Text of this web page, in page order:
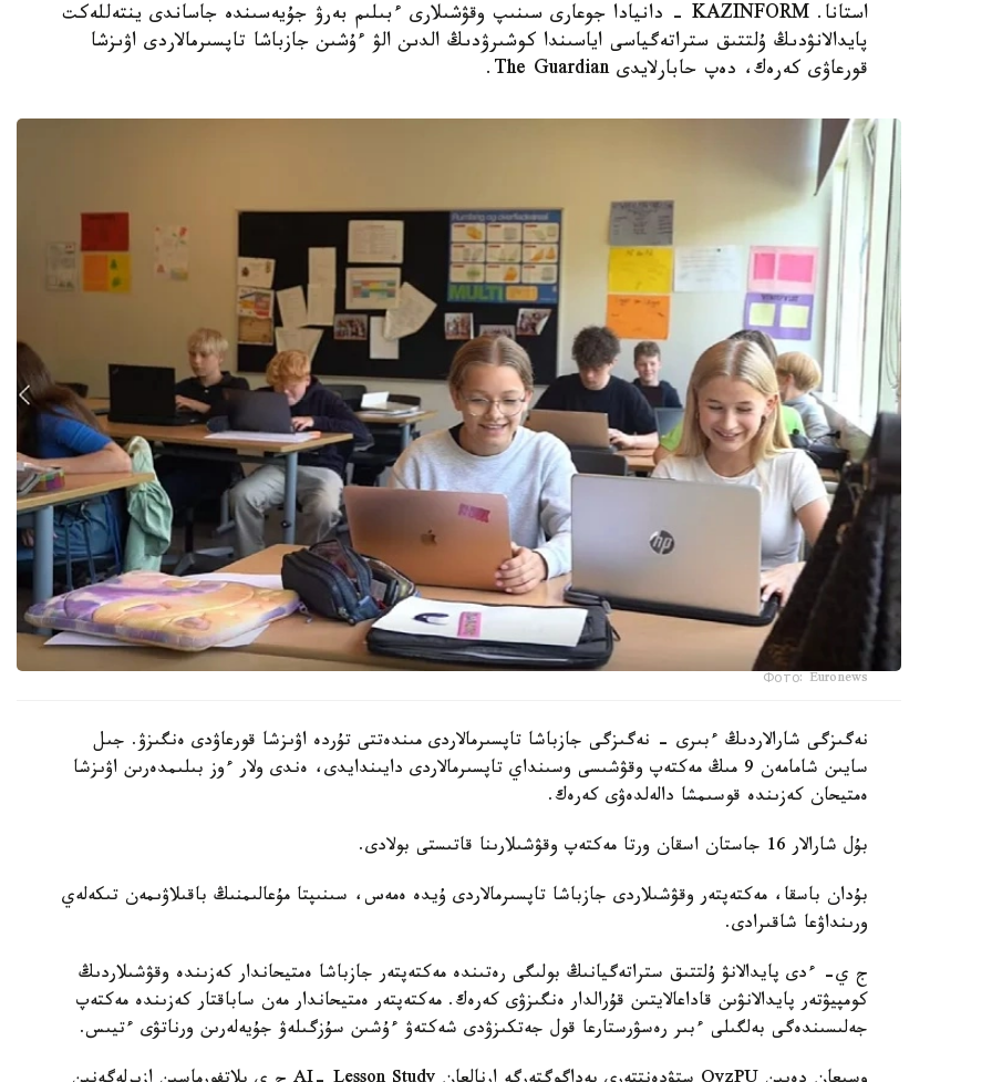
استانا. KAZINFORM - دانيادا جوعارى سىنىپ وقۋشىلارى ءبىلىم بەرۋ جۇيەسىندە جاساندى ينتەللەكت
پايدالانۋدىڭ ۇلتتىق ستراتەگياسى اياسىندا كوشىرۋدىڭ الدىن الۋ ءۇشىن جازباشا تاپسىرمالاردى اۋىزشا
قورعاۋى كەرەك، دەپ حابارلايدى The Guardian.
Фото: Euronews
نەگىزگى شارالاردىڭ ءبىرى - نەگىزگى جازباشا تاپسىرمالاردى مىندەتتى تۇردە اۋىزشا قورعاۋدى ەنگىزۋ. جىل
سايىن شامامەن 9 مىڭ مەكتەپ وقۋشىسى وسىنداي تاپسىرمالاردى دايىندايدى، ەندى ولار ءوز بىلىمدەرىن اۋىزشا
ەمتيحان كەزىندە قوسىمشا دالەلدەۋى كەرەك.
بۇل شارالار 16 جاستان اسقان ورتا مەكتەپ وقۋشىلارىنا قاتىستى بولادى.
بۇدان باسقا، مەكتەپتەر وقۋشىلاردى جازباشا تاپسىرمالاردى ۇيدە ەمەس، سىنىپتا مۇعالىمنىڭ باقىلاۋىمەن تىكەلەي
ورىنداۋعا شاقىرادى.
ج ي- ءدى پايدالانۋ ۇلتتىق ستراتەگيانىڭ بولىگى رەتىندە مەكتەپتەر جازباشا ەمتيحاندار كەزىندە وقۋشىلاردىڭ
كومپيۋتەر پايدالانۋىن قاداعالايتىن قۇرالدار ەنگىزۋى كەرەك. مەكتەپتەر ەمتيحاندار مەن ساباقتار كەزىندە مەكتەپ
جەلىسىندەگى بەلگىلى ءبىر رەسۋرستارعا قول جەتكىزۋدى شەكتەۋ ءۇشىن سۇزگىلەۋ جۇيەلەرىن ورناتۋى ءتيىس.